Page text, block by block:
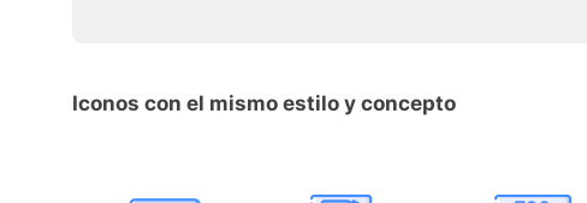
Iconos con el mismo estilo y concepto